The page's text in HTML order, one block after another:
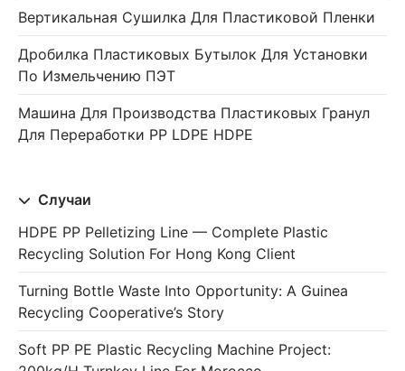
Вертикальная Сушилка Для Пластиковой Пленки
Дробилка Пластиковых Бутылок Для Установки
По Измельчению ПЭТ
Машина Для Производства Пластиковых Гранул
Для Переработки PP LDPE HDPE
Случаи
HDPE PP Pelletizing Line — Complete Plastic
Recycling Solution For Hong Kong Client
Turning Bottle Waste Into Opportunity: A Guinea
Recycling Cooperative’s Story
Soft PP PE Plastic Recycling Machine Project: